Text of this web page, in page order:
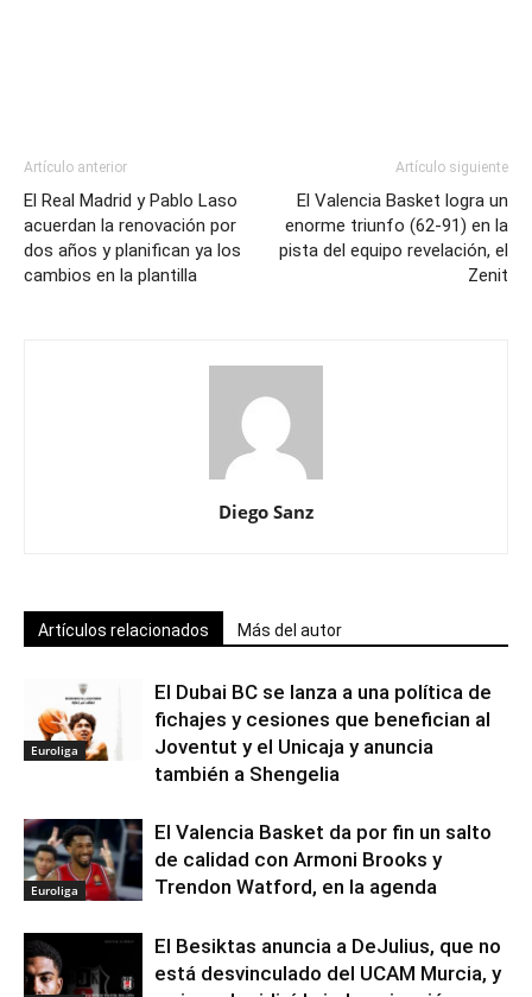
Artículo anterior
El Real Madrid y Pablo Laso
acuerdan la renovación por
dos años y planifican ya los
cambios en la plantilla
Artículo siguiente
El Valencia Basket logra un
enorme triunfo (62-91) en la
pista del equipo revelación, el
Zenit
Diego Sanz
Artículos relacionados Más del autor
Euroliga
El Dubai BC se lanza a una política de
fichajes y cesiones que benefician al
Joventut y el Unicaja y anuncia
también a Shengelia
Euroliga
El Valencia Basket da por fin un salto
de calidad con Armoni Brooks y
Trendon Watford, en la agenda
El Besiktas anuncia a DeJulius, que no
está desvinculado del UCAM Murcia, y